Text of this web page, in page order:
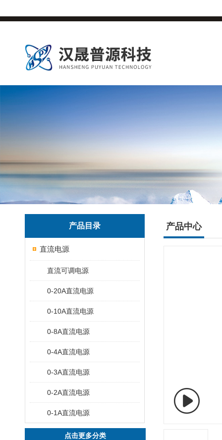
产品目录
直流电源
直流可调电源
0-20A直流电源
0-10A直流电源
0-8A直流电源
0-4A直流电源
0-3A直流电源
0-2A直流电源
0-1A直流电源
点击更多分类
产品中心